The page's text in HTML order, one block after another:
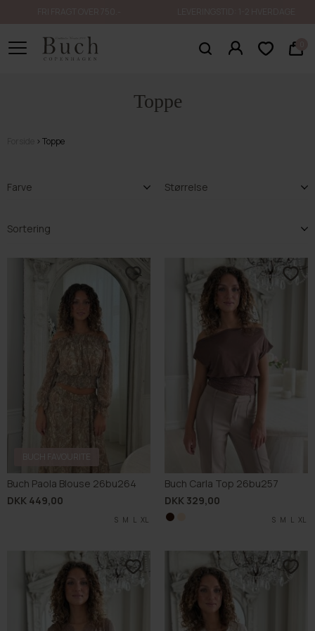
Toppe
Toppe
Farve Størrelse
Buch Paola Blouse 26bu264
DKK 449,00
S M L XL
Buch Carla Top 26bu257
DKK 329,00
S M L XL
S M L XL